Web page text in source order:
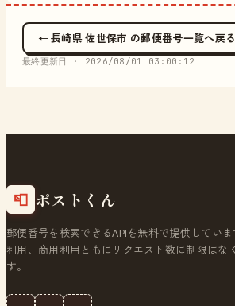
← 長崎県 佐世保市 の郵便番号一覧へ戻る
最終更新日 · 2026/08/01 03:00:12
📮 ポストくん
郵便番号を検索できるAPIを無料で提供していま
利用、商用利用ともにリクエスト数に制限はな
す。